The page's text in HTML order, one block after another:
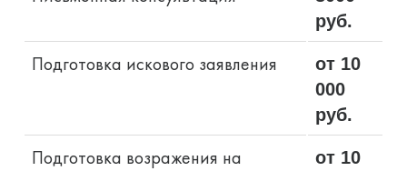
руб.
Подготовка искового заявления
от 10
000
руб.
Подготовка возражения на
от 10